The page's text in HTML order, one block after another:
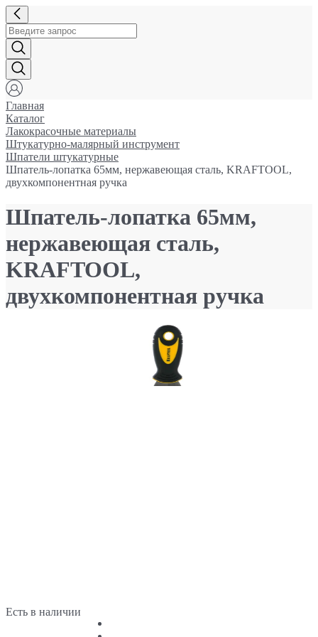
Главная
Каталог
Лакокрасочные материалы
Штукатурно-малярный инструмент
Шпатели штукатурные
Шпатель-лопатка 65мм, нержавеющая сталь, KRAFTOOL,
двухкомпонентная ручка
Шпатель-лопатка 65мм,
нержавеющая сталь,
KRAFTOOL,
двухкомпонентная ручка
Есть в наличии